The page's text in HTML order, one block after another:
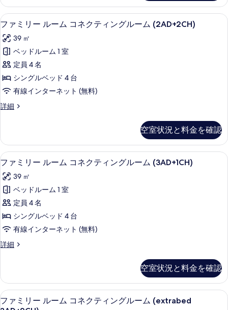
示
す
る
す
べ
て
の
写
真
を
表
る
ア
ル
ー
の
詳
フ
ァ
ミ
リ
ー
ル
ー
ム
ネ
ク
テ
ィ
ン
グ
ル
ー
ム
す
べ
低刺激性寝具、ミニバー、セーフテ
7
ファミリー ルーム コネクティングルーム (2AD+2CH)
39 ㎡
ベッドルーム 1 室
定員 4 名
シングルベッド 4 台
有線インターネット (無料)
詳細
フ
ー
ル
ー
コ
ネ
テ
ィ
ン
グ
ル
の
詳
細
空室状況と料金を確認
フ
ァ
ミ
リ
ー
ル
ー
ム
ネ
ク
テ
低刺激性寝具、ミニバー、セーフテ
7
ファミリー ルーム コネクティングルーム (3AD+1CH)
39 ㎡
ベッドルーム 1 室
定員 4 名
シングルベッド 4 台
有線インターネット (無料)
詳細
フ
ー
ル
ー
ム
空室状況と料金を確認
フ
低刺激性寝具、ミニバー、セーフテ
7
ファミリー ルーム コネクティングルーム (extrabed